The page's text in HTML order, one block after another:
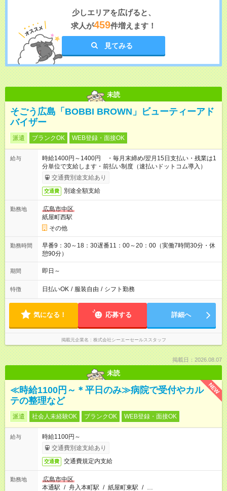
少しエリアを広げると、
求人が459件増えます！
見てみる
未読
そごう広島「BOBBI BROWN」ビューティーアド
バイザー
派遣 ブランクOK WEB登録・面接OK
給与
時給1400円～1400円 ・毎月末締め/翌月15日支払い・残業は1
分単位で支給します・前払い制度（速払いドットコム導入）
交通費別途支給あり
交通費 別途全額支給
勤務地
広島市中区
紙屋町西駅
その他
勤務時間
早番9：30～18：30遅番11：00～20：00（実働7時間30分・休
憩90分）
期間 即日～
特徴 日払いOK / 服装自由 / シフト勤務
気になる！ 応募する 詳細へ
掲載元企業名 株式会社シーエーセールススタッフ
掲載日：2026.08.07
未読
NEW
≪時給1100円～＊平日のみ≫病院で受付やカル
テの整理など
派遣 社会人未経験OK ブランクOK WEB登録・面接OK
給与
時給1100円～
交通費別途支給あり
交通費 交通費規定内支給
勤務地
広島市中区
本通駅 / 舟入本町駅 / 紙屋町東駅 / …